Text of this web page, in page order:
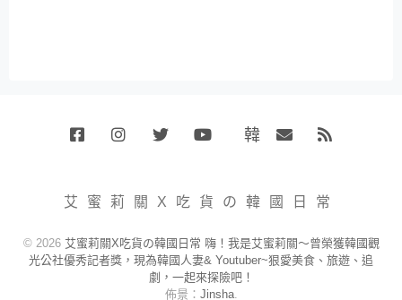
韓
小
賣
艾蜜莉關X吃貨の韓國日常
© 2026 艾蜜莉關X吃貨の韓國日常 嗨！我是艾蜜莉關～曾榮獲韓國觀
光公社優秀記者獎，現為韓國人妻& Youtuber~狠愛美食、旅遊、追
劇，一起來探險吧！
佈景： Jinsha.